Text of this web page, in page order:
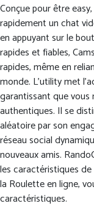
Conçue pour être
rapidement un chat
en appuyant sur le
rapides et fiables,
rapides, même en
monde. L’utility met
garantissant que vous
authentiques. Il se
aléatoire par son
réseau social
nouveaux amis.
les caractéristiques
la Roulette en ligne,
caractéristiques.